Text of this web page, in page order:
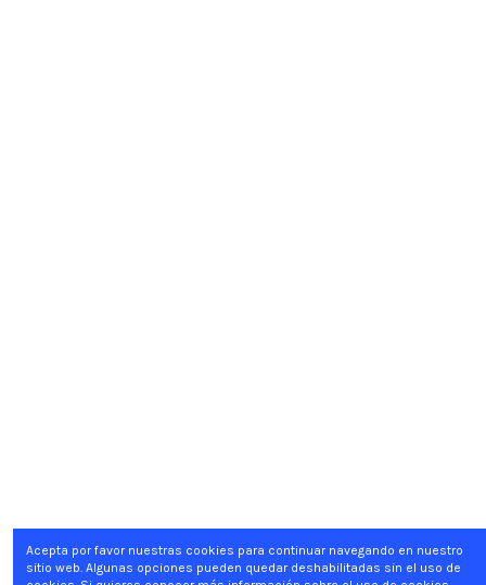
Acepta por favor nuestras cookies para continuar navegando en nuestro
sitio web. Algunas opciones pueden quedar deshabilitadas sin el uso de